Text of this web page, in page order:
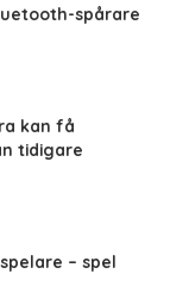
spårare
kan få
tidigare
– spel